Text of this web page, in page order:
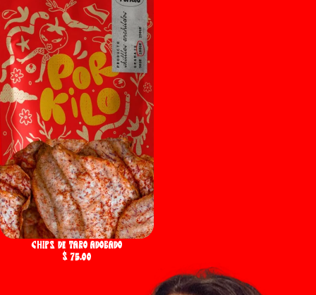
Chips de Taro Adobado
$ 75.00